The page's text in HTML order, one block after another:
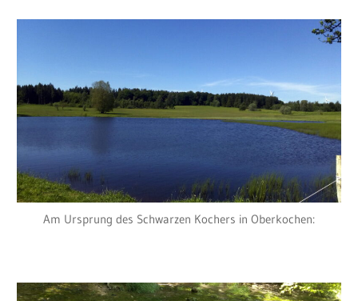
Am Ursprung des Schwarzen Kochers in Oberkochen: